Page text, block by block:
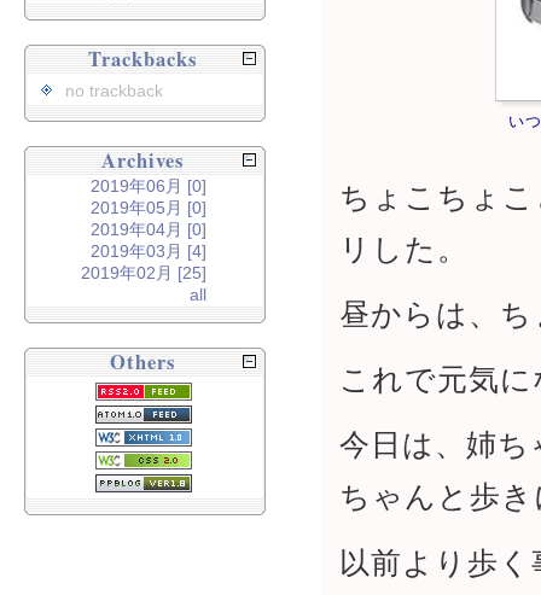
い
ちょこちょ
リした。
昼からは、
これで元気
今日は、姉
ちゃんと歩
以前より歩
Trackbacks
no trackback
Archives
2019年06月 [0]
2019年05月 [0]
2019年04月 [0]
2019年03月 [4]
2019年02月 [25]
all
Others